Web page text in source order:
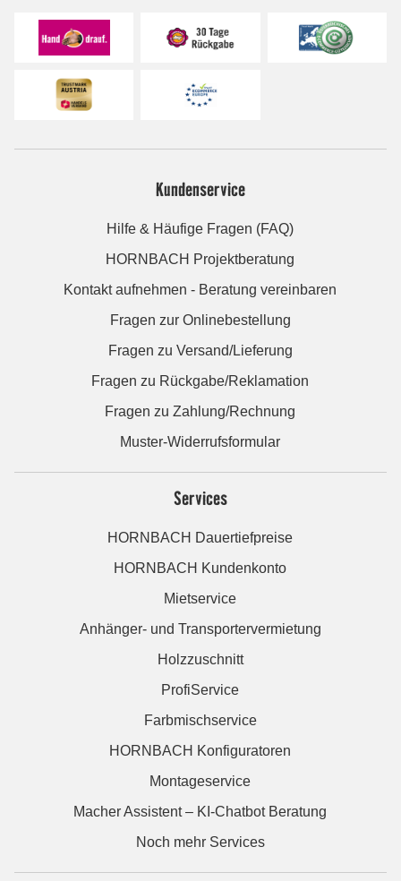
Kundenservice
Hilfe & Häufige Fragen (FAQ)
HORNBACH Projektberatung
Kontakt aufnehmen - Beratung vereinbaren
Fragen zur Onlinebestellung
Fragen zu Versand/Lieferung
Fragen zu Rückgabe/Reklamation
Fragen zu Zahlung/Rechnung
Muster-Widerrufsformular
Services
HORNBACH Dauertiefpreise
HORNBACH Kundenkonto
Mietservice
Anhänger- und Transportervermietung
Holzzuschnitt
ProfiService
Farbmischservice
HORNBACH Konfiguratoren
Montageservice
Macher Assistent – KI-Chatbot Beratung
Noch mehr Services